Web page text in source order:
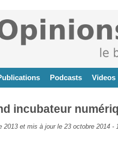
Podcasts Videos
incubateur
2013 et mis à jour le 23 octobre 2014 -